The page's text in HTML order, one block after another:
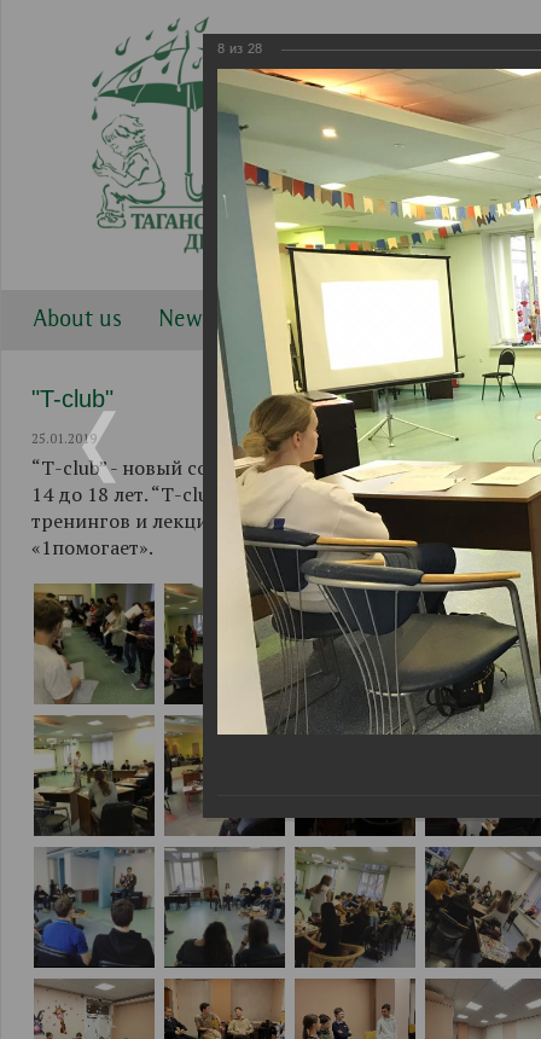
About us News Work directions Gallery
"T-club"
25.01.2019
“Т-club” - новый совместный проект Таганского
14 до 18 лет. “Т-club” начал свою работу 1 декабря
тренингов и лекций, при активном участии ФГБОУ
«1помогает».
8 из 28